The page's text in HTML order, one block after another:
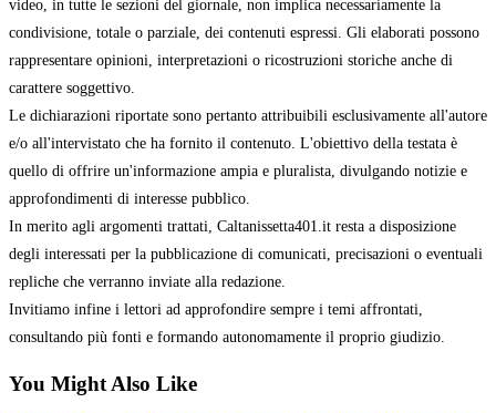
video, in tutte le sezioni del giornale, non implica necessariamente la
condivisione, totale o parziale, dei contenuti espressi. Gli elaborati possono
rappresentare opinioni, interpretazioni o ricostruzioni storiche anche di
carattere soggettivo.
Le dichiarazioni riportate sono pertanto attribuibili esclusivamente all'autore
e/o all'intervistato che ha fornito il contenuto. L'obiettivo della testata è
quello di offrire un'informazione ampia e pluralista, divulgando notizie e
approfondimenti di interesse pubblico.
In merito agli argomenti trattati, Caltanissetta401.it resta a disposizione
degli interessati per la pubblicazione di comunicati, precisazioni o eventuali
repliche che verranno inviate alla redazione.
Invitiamo infine i lettori ad approfondire sempre i temi affrontati,
consultando più fonti e formando autonomamente il proprio giudizio.
You Might Also Like